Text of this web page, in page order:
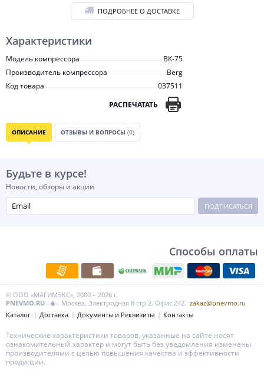
Характеристики
Модель компрессора
ВК-75
Производитель компрессора
Berg
Код товара
037511
РАСПЕЧАТАТЬ
ПОДРОБНЕЕ О ДОСТАВКЕ
ОПИСАНИЕ ОТЗЫВЫ И ВОПРОСЫ (0)
Будьте в курсе!
Новости, обзоры и акции
ПОДПИСАТЬСЯ
Способы оплаты
© ООО «МАГИМЭКС», 2000 – 2026 г.
PNEVMO.RU –◉– Москва, Электродная 8 стр 2. Офис 242. zakaz@pnevmo.ru
Каталог
Доставка Документы и Реквизиты Контакты
Технические характеристики товаров, указанные на сайте носят
ознакомительный характер и могут быть без уведомления изменены
производителями с целью повышения качества и эффективности
продукции.